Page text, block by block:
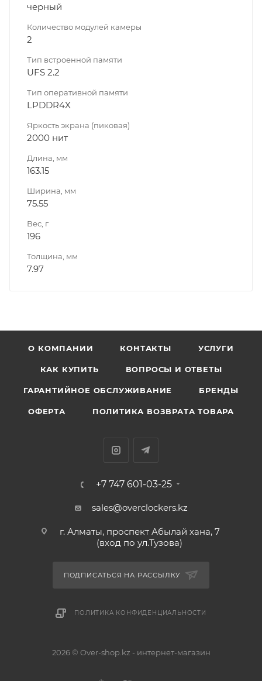
черный
Количество модулей камеры
2
Тип встроенной памяти
UFS 2.2
Тип оперативной памяти
LPDDR4X
Яркость экрана (пиковая)
2000 нит
Длина, мм
163.15
Ширина, мм
75.55
Вес, г
196
Толщина, мм
7.97
О КОМПАНИИ КОНТАКТЫ УСЛУГИ
КАК КУПИТЬ ВОПРОСЫ И ОТВЕТЫ
ГАРАНТИЙНОЕ ОБСЛУЖИВАНИЕ БРЕНДЫ
ОФЕРТА ПОЛИТИКА ВОЗВРАТА ТОВАРА
+7 747 601-03-25
sales@overclockers.kz
г. Алматы, проспект Абылай хана, 7
(вход по ул.Тузова)
ПОДПИСАТЬСЯ НА РАССЫЛКУ
ПОЛИТИКА КОНФИДЕНЦИАЛЬНОСТИ
2026 © Over-shop.kz - интернет-магазин